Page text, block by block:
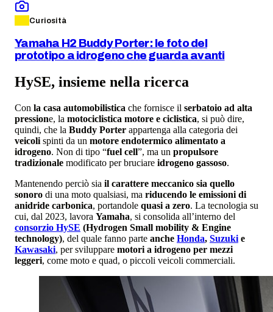
Curiosità
Yamaha H2 Buddy Porter: le foto del
prototipo a idrogeno che guarda avanti
HySE, insieme nella ricerca
Con la casa automobilistica che fornisce il serbatoio ad alta
pressione, la motociclistica motore e ciclistica, si può dire,
quindi, che la Buddy Porter appartenga alla categoria dei
veicoli spinti da un motore endotermico alimentato a
idrogeno. Non di tipo “fuel cell”, ma un propulsore
tradizionale modificato per bruciare idrogeno gassoso.
Mantenendo perciò sia il carattere meccanico sia quello
sonoro di una moto qualsiasi, ma riducendo le emissioni di
anidride carbonica, portandole quasi a zero. La tecnologia su
cui, dal 2023, lavora Yamaha, si consolida all’interno del
consorzio HySE (Hydrogen Small mobility & Engine
technology), del quale fanno parte anche Honda, Suzuki e
Kawasaki, per sviluppare motori a idrogeno per mezzi
leggeri, come moto e quad, o piccoli veicoli commerciali.